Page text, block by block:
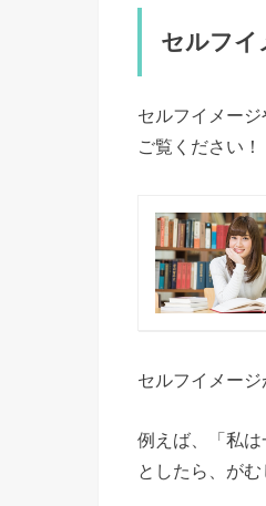
セルフイ
セルフイメー
ご覧ください！
セルフイメー
例えば、「私
としたら、がむ